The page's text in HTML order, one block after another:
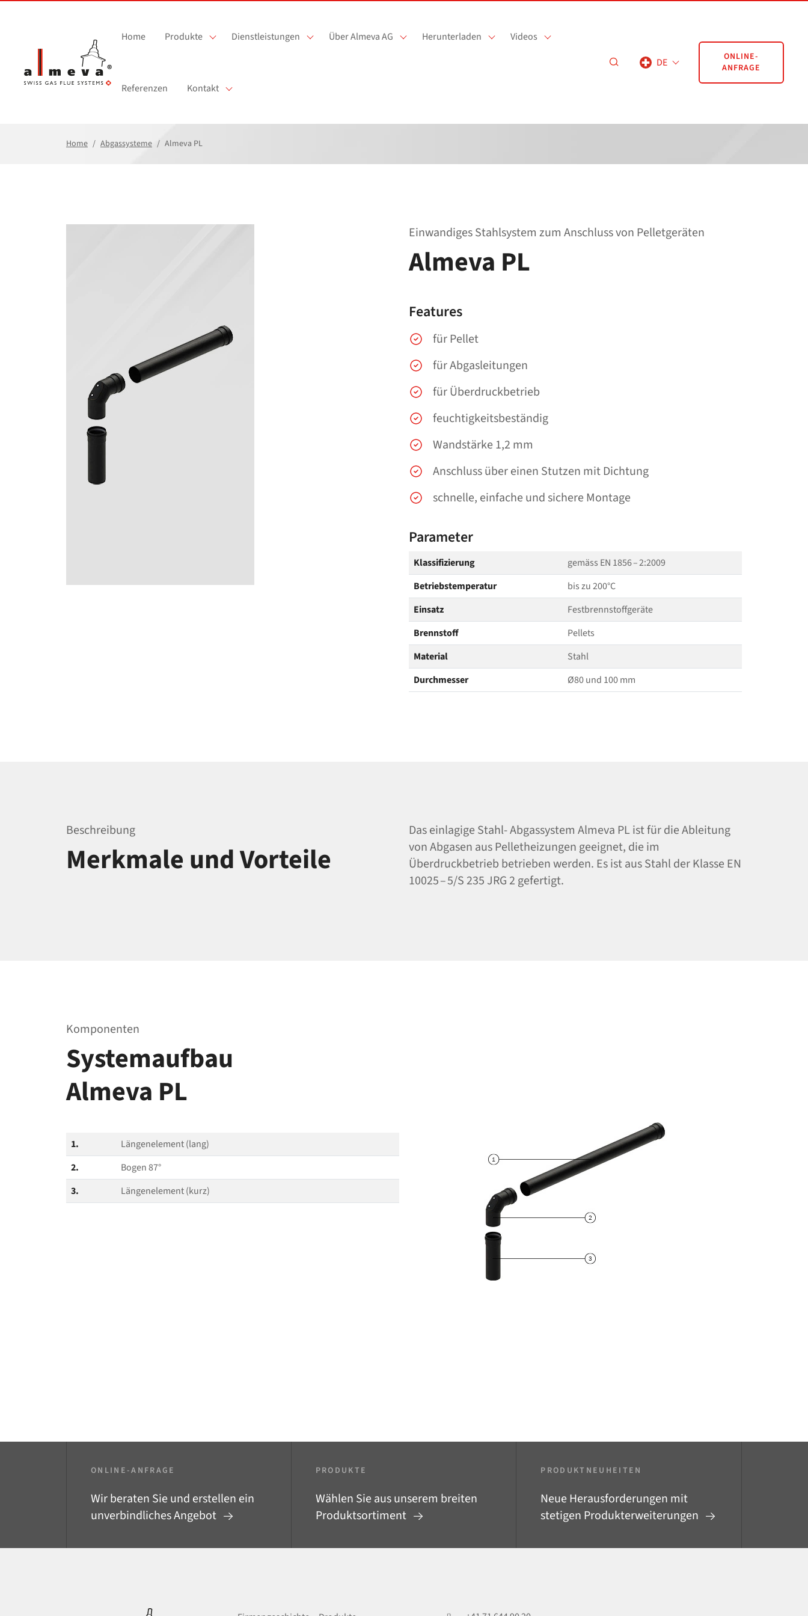
Home Produkte Dienstleistungen Über Almeva AG Herunterladen Videos
Referenzen Kontakt
DE
ONLINE-
ANFRAGE
Home Abgassysteme Almeva PL
Einwandiges Stahlsystem zum Anschluss von Pelletgeräten
Almeva PL
Features
für Pellet
für Abgasleitungen
für Überdruckbetrieb
feuchtigkeitsbeständig
Wandstärke 1,2 mm
Anschluss über einen Stutzen mit Dichtung
schnelle, einfache und sichere Montage
Parameter
Klassifizierung
gemäss EN 1856 – 2:2009
Betriebstemperatur
bis zu 200°C
Einsatz
Festbrennstoffgeräte
Brennstoff
Pellets
Material
Stahl
Durchmesser
Ø80 und 100 mm
Beschreibung
Merkmale und Vorteile
Das einlagige Stahl- Abgassystem Almeva PL ist für die Ableitung
von Abgasen aus Pelletheizungen geeignet, die im
Überdruckbetrieb betrieben werden. Es ist aus Stahl der Klasse EN
10025 – 5/S 235 JRG 2 gefertigt.
Komponenten
Systemaufbau
Almeva PL
1.
Längenelement (lang)
2.
Bogen 87°
3.
Längenelement (kurz)
ONLINE-ANFRAGE
Wir beraten Sie und erstellen ein
unverbindliches Angebot
PRODUKTE
Wählen Sie aus unserem breiten
Produktsortiment
PRODUKTNEUHEITEN
Neue Herausforderungen mit
stetigen Produkterweiterungen